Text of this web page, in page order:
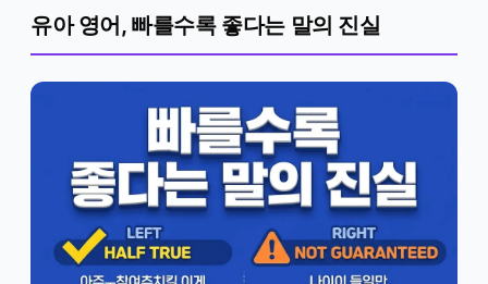
유아 영어, 빠를수록 좋다는 말의 진실